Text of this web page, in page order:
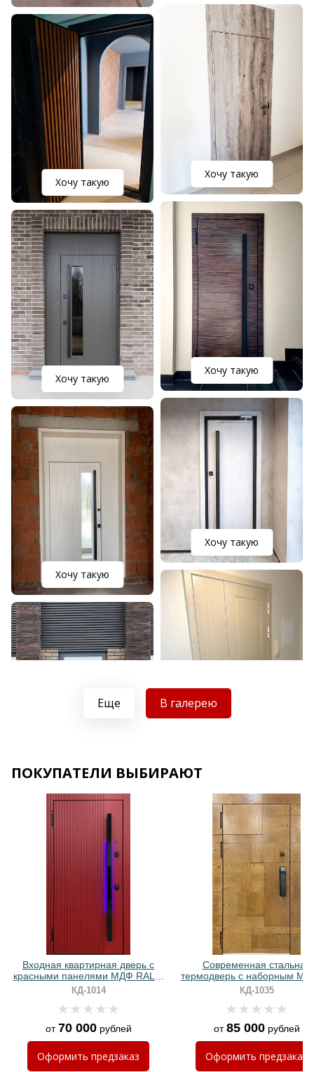
Хочу такую
Хочу такую
Хочу такую
Хочу такую
Хочу такую
Хочу такую
Хочу такую
Хочу такую
Еще В галерею
ПОКУПАТЕЛИ ВЫБИРАЮТ
Входная квартирная дверь с
красными панелями МДФ RAL и
бугельной ручкой с подсветкой
КД-1014
от70 000рублей
Оформить предзаказ
Современная стальная
термодверь с наборным
шпоном и
замком
КД-1035
от85 000рублей
Оформить предзаказ